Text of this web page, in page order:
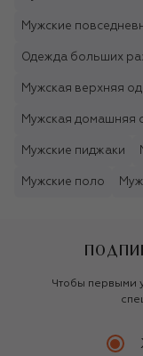
Мужские
Одежда больших
Мужская верхняя
Мужская домашняя
Мужские пиджаки
Мужские поло
Чтобы первыми